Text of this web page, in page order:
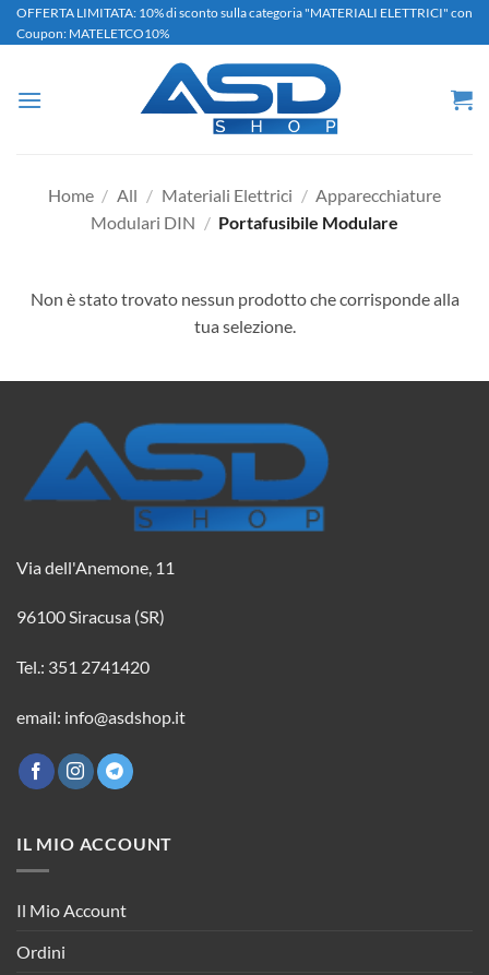
Salta
ai
OFFERTA LIMITATA: 10% di sconto sulla categoria "MATERIALI ELETTRICI" con
Coupon: MATELETCO10%
Home / All / Materiali Elettrici / Apparecchiature
Modulari DIN / Portafusibile Modulare
Non è stato trovato nessun prodotto che corrisponde alla
tua selezione.
Via dell'Anemone, 11
96100 Siracusa (SR)
Tel.: 351 2741420
email: info@asdshop.it
IL MIO ACCOUNT
Il Mio Account
Ordini